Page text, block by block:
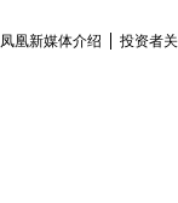
凤凰新媒体介绍 投资者